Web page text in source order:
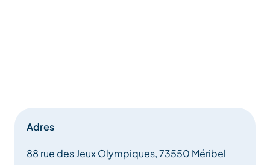
Adres
88 rue des Jeux Olympiques, 73550 Méribel